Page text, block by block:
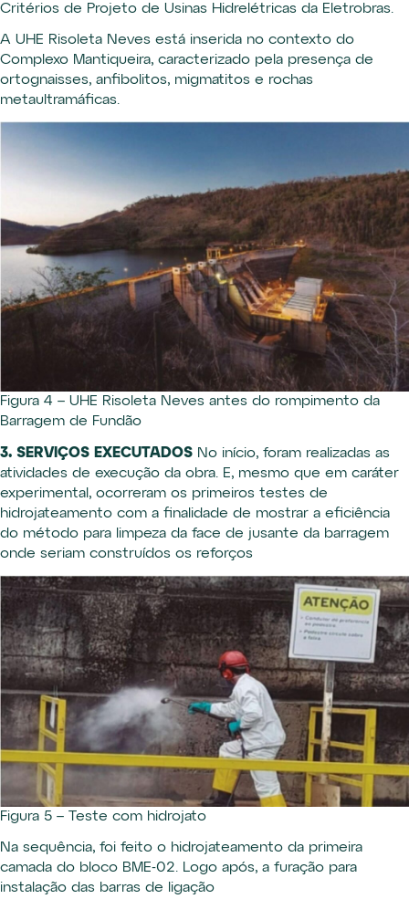
Critérios de Projeto de Usinas Hidrelétricas da Eletrobras.
A UHE Risoleta Neves está inserida no contexto do
Complexo Mantiqueira, caracterizado pela presença de
ortognaisses, anfibolitos, migmatitos e rochas
metaultramáficas.
Figura 4 – UHE Risoleta Neves antes do rompimento da
Barragem de Fundão
3. SERVIÇOS EXECUTADOS No início, foram realizadas as
atividades de execução da obra. E, mesmo que em caráter
experimental, ocorreram os primeiros testes de
hidrojateamento com a finalidade de mostrar a eficiência
do método para limpeza da face de jusante da barragem
onde seriam construídos os reforços
Figura 5 – Teste com hidrojato
Na sequência, foi feito o hidrojateamento da primeira
camada do bloco BME-02. Logo após, a furação para
instalação das barras de ligação